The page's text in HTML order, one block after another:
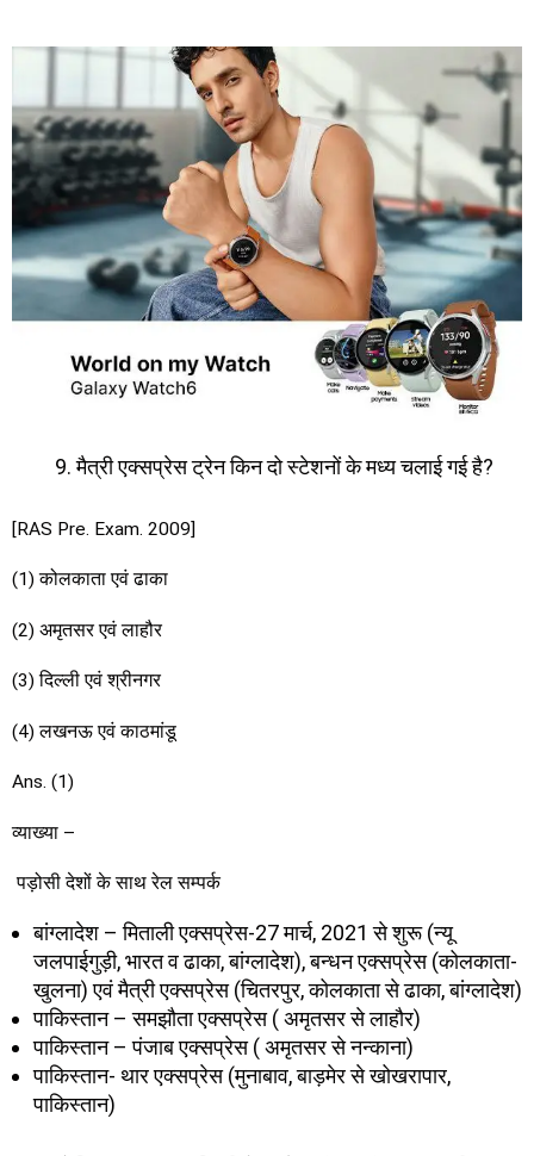
मैत्री एक्सप्रेस ट्रेन किन दो स्टेशनों के मध्य चलाई गई है?
[RAS Pre. Exam. 2009]
(1) कोलकाता एवं ढाका
(2) अमृतसर एवं लाहौर
(3) दिल्ली एवं श्रीनगर
(4) लखनऊ एवं काठमांडू
Ans. (1)
व्याख्या –
पड़ोसी देशों के साथ रेल सम्पर्क
बांग्लादेश – मिताली एक्सप्रेस-27 मार्च, 2021 से शुरू (न्यू
जलपाईगुड़ी, भारत व ढाका, बांग्लादेश), बन्धन एक्सप्रेस (कोलकाता-
खुलना) एवं मैत्री एक्सप्रेस (चितरपुर, कोलकाता से ढाका, बांग्लादेश)
पाकिस्तान – समझौता एक्सप्रेस ( अमृतसर से लाहौर)
पाकिस्तान – पंजाब एक्सप्रेस ( अमृतसर से नन्काना)
पाकिस्तान- थार एक्सप्रेस (मुनाबाव, बाड़मेर से खोखरापार,
पाकिस्तान)